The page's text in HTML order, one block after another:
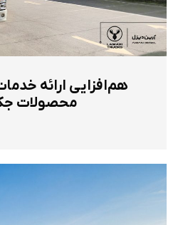
هم‌افزایی ارائه
محصولات جک